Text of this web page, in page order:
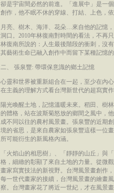
卻是宇宙間必然的前進。「進展中」是一
創作，他不眠不休的穿線、打結、上色，
月亮、樹木、海洋、花朵…來自他的記憶
洞口。2010年林復南對時間的看法，不再
林復南所說的：人生最後階段的衝刺，沒
其藝術生命已融入創作中而留下某種記憶
二、 張泉豐: 帶環保意識的鄉土記憶
心靈和世界被重新組合在一起，至少在內
在主義的理解方式看台灣新世代的超寫實
陽光喚醒土地，記憶溫暖未來。稻田、樹
的體格，站在波斯菊怒放的鄉間之風中，
成不同以往的農村風景畫。張泉豐的近期
境的省思，是來自農家如張泉豐這樣一位
所可能衍生的新風格內涵。
「火焰山的相思樹」、「靜靜的山丘」與
格，細緻的彰顯了來自土地的力量。從微
畫家寫實技法的新視野。台灣風景畫創作
每一世代畫家的接續，台灣風景畫的繪畫
察。台灣畫家花了將近一世紀，才在風景